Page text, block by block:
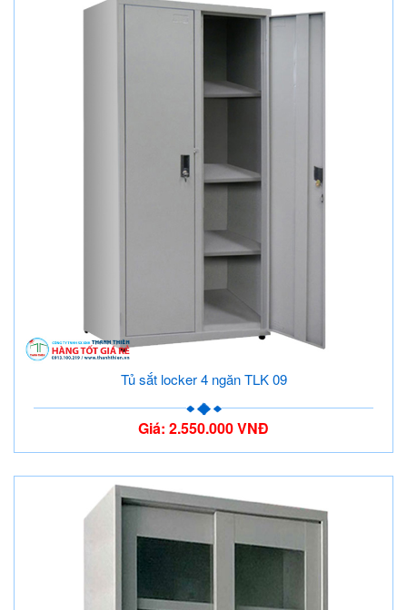
Tủ sắt locker 4 ngăn TLK 09
Giá: 2.550.000 VNĐ